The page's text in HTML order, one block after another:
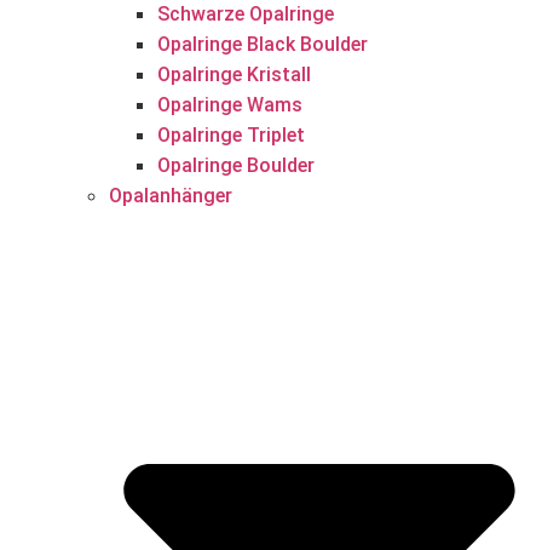
Schwarze Opalringe
Opalringe Black Boulder
Opalringe Kristall
Opalringe Wams
Opalringe Triplet
Opalringe Boulder
Opalanhänger